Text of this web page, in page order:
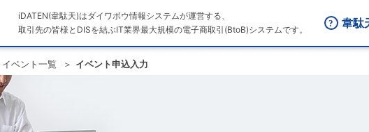
iDATEN(韋駄天)はダイワボウ情報システムが運営する、
取引先の皆様とDISを結ぶIT業界最大規模の電子商取引(BtoB)システムです。
韋駄
イベント一覧 イベント申込入力